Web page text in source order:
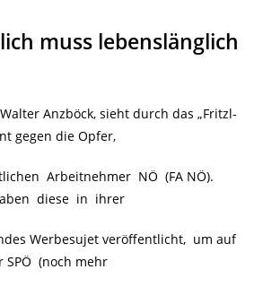
muss lebenslänglich
Anzböck, sieht durch das „Fritzl-
gegen die Opfer,
Arbeitnehmer NÖ (FA NÖ).
diese in ihrer
Werbesujet veröffentlicht, um auf
SPÖ (noch mehr